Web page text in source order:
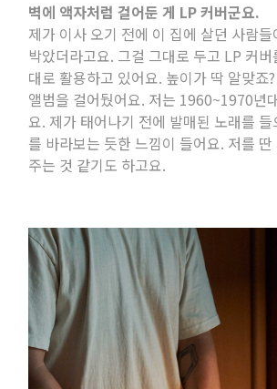
벽에 액자처럼 걸어둔 게 LP커버군요.
제가 이사 오기 전에 이 집에 살던 사람들
박았더라고요. 그걸 그대로 두고 LP 커버
대로 활용하고 있어요. 높이가 딱 알맞죠?
앨범을 걸어뒀어요. 저는 1960~1970년
요. 제가 태어나기 전에 발매된 노래를
를 바라보는 듯한 느낌이 들어요. 저를
주는 것 같기도 하고요.